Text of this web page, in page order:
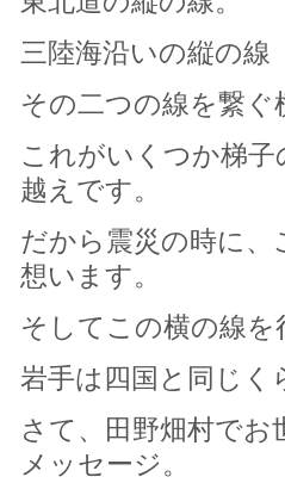
三陸海沿いの縦の線
その二つの線を繋ぐ
これがいくつか梯
越えです。
だから震災の時に
想います。
そしてこの横の線を
岩手は四国と同じく
さて、田野畑村で
メッセージ。